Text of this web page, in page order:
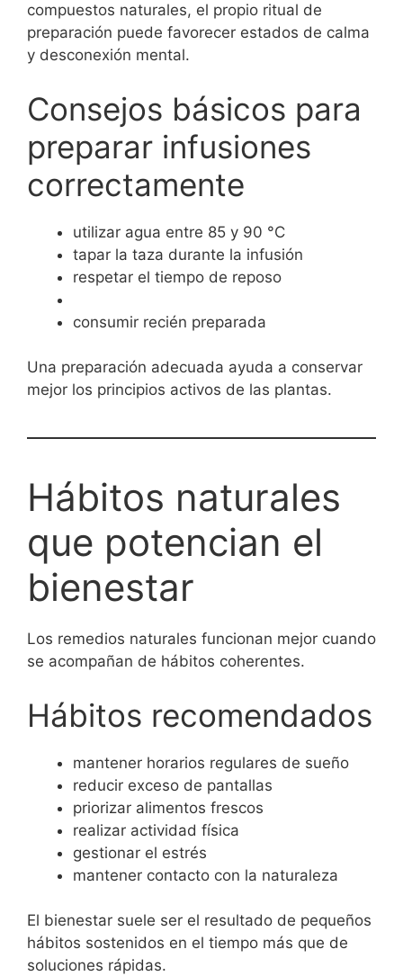
compuestos naturales, el propio ritual de
preparación puede favorecer estados de calma
y desconexión mental.
Consejos básicos para
preparar infusiones
correctamente
utilizar agua entre 85 y 90 °C
tapar la taza durante la infusión
respetar el tiempo de reposo
consumir recién preparada
Una preparación adecuada ayuda a conservar
mejor los principios activos de las plantas.
Hábitos naturales
que potencian el
bienestar
Los remedios naturales funcionan mejor cuando
se acompañan de hábitos coherentes.
Hábitos recomendados
mantener horarios regulares de sueño
reducir exceso de pantallas
priorizar alimentos frescos
realizar actividad física
gestionar el estrés
mantener contacto con la naturaleza
El bienestar suele ser el resultado de pequeños
hábitos sostenidos en el tiempo más que de
soluciones rápidas.